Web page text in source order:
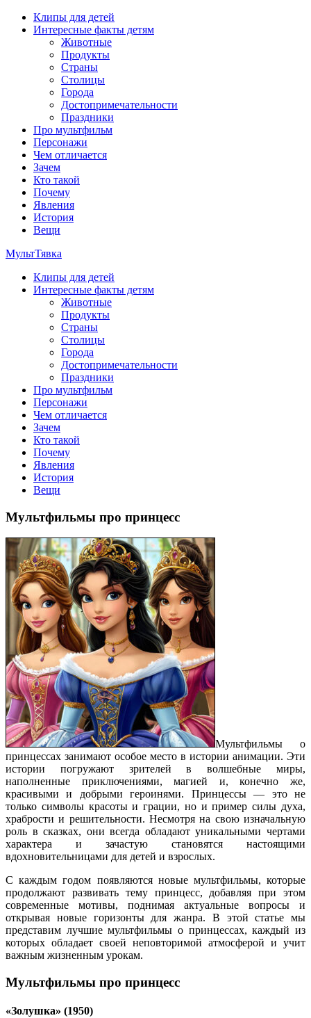
Перейти
содержимому
Клипы для детей
Интересные факты детям
Животные
Продукты
Страны
Столицы
Города
Достопримечательности
Праздники
Про мультфильм
Персонажи
Чем отличается
Зачем
Кто такой
Почему
Явления
История
Вещи
МультТявка
интересные факты про страны, столицы и города, клипы из
мультфильмов, мульт-клипы, песни из мультиков, детские
клипы, интересные факты о мультфильмах и про персонажей
мультфильмов
Клипы для детей
Интересные факты детям
Животные
Продукты
Страны
Столицы
Города
Достопримечательности
Праздники
Про мультфильм
Персонажи
Чем отличается
Зачем
Кто такой
Почему
Явления
История
Вещи
Мультфильмы про принцесс
Мультфильмы о
принцессах занимают особое место в истории анимации. Эти
истории погружают зрителей в волшебные миры,
наполненные приключениями, магией и, конечно же,
красивыми и добрыми героинями. Принцессы — это не
только символы красоты и грации, но и пример силы духа,
храбрости и решительности. Несмотря на свою изначальную
роль в сказках, они всегда обладают уникальными чертами
характера и зачастую становятся настоящими
вдохновительницами для детей и взрослых.
С каждым годом появляются новые мультфильмы, которые
продолжают развивать тему принцесс, добавляя при этом
современные мотивы, поднимая актуальные вопросы и
открывая новые горизонты для жанра. В этой статье мы
представим лучшие мультфильмы о принцессах, каждый из
которых обладает своей неповторимой атмосферой и учит
важным жизненным урокам.
Мультфильмы про принцесс
«Золушка» (1950)